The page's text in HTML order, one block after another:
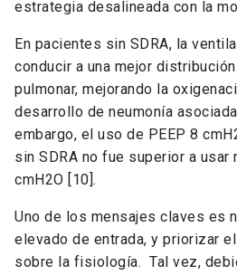
estrategia desalineada con la
En pacientes sin SDRA, la
conducir a una mejor
pulmonar, mejorando la
desarrollo de neumonía
embargo, el uso de PEEP 8
sin SDRA no fue superior a usar
cmH2O [10].
Uno de los mensajes claves es
elevado de entrada, y priorizar
sobre la fisiología. Tal vez,